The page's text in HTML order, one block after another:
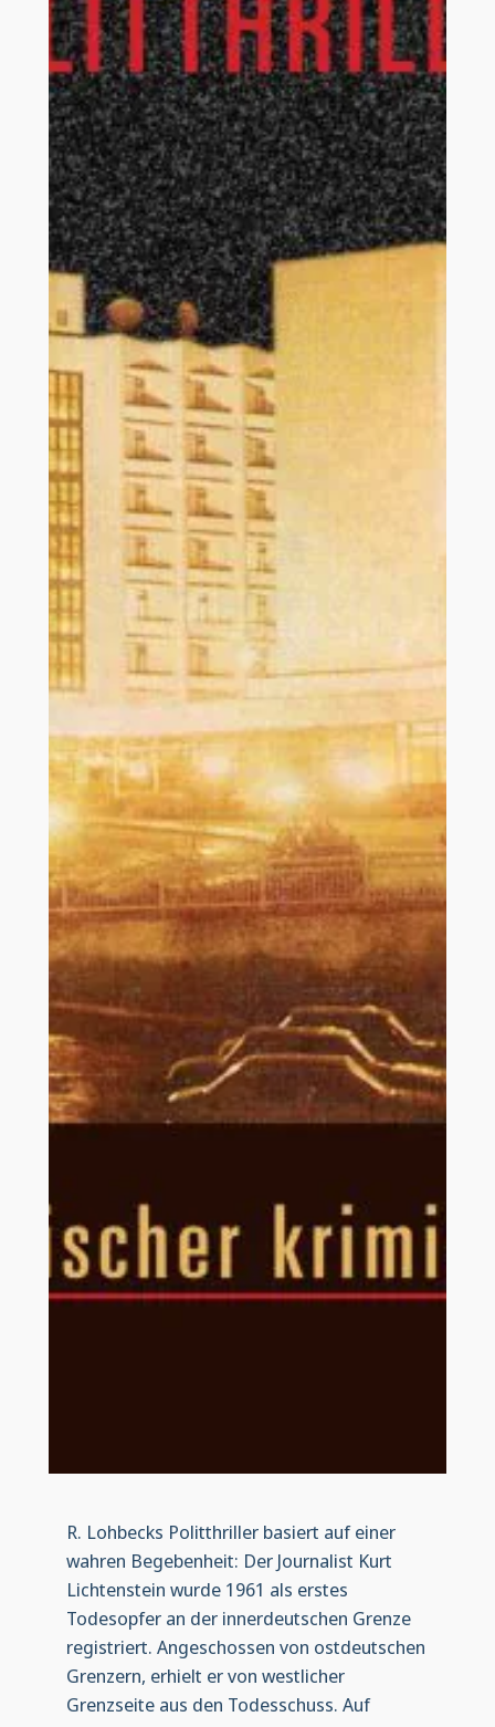
R. Lohbecks Politthriller basiert auf einer
wahren Begebenheit: Der Journalist Kurt
Lichtenstein wurde 1961 als erstes
Todesopfer an der innerdeutschen Grenze
registriert. Angeschossen von ostdeutschen
Grenzern, erhielt er von westlicher
Grenzseite aus den Todesschuss. Auf